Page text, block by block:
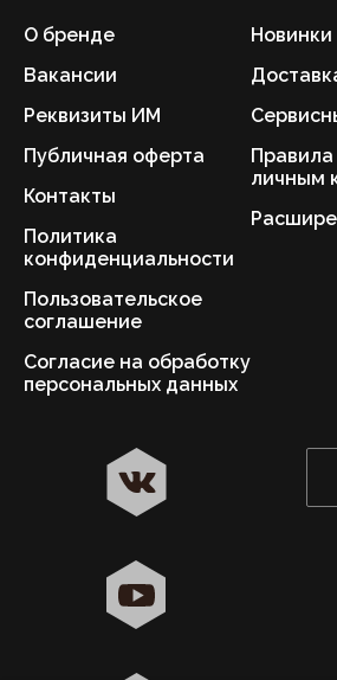
О бренде
Вакансии
Реквизиты ИМ
Публичная оферта
Контакты
Политика
конфиденциальности
Пользовательское
соглашение
Согласие на обработку
персональных данных
Новинки
Правила
личным